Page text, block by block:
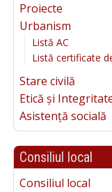
Proiecte
Urbanism
Listă AC
Listă certificate
Stare civilă
Etică și
Asistență socială
Consiliul local
Consiliul local